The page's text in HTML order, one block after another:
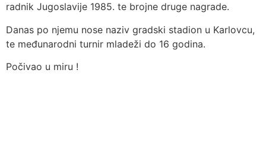
radnik Jugoslavije 1985. te brojne druge nagrade.
Danas po njemu nose naziv gradski stadion u Karlovcu,
te međunarodni turnir mladeži do 16 godina.
Počivao u miru !